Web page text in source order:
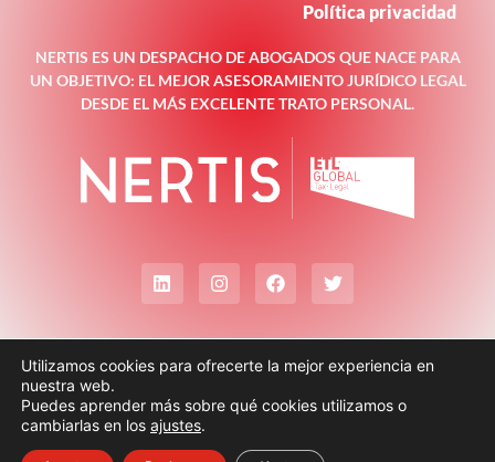
NERTIS ES UN DESPACHO DE ABOGADOS QUE NACE PARA
UN OBJETIVO: EL MEJOR ASESORAMIENTO JURÍDICO LEGAL
DESDE EL MÁS EXCELENTE TRATO PERSONAL.
Política privacidad
© Todos los derechos reservados
Utilizamos cookies para ofrecerte la mejor experiencia en
nuestra web.
Puedes aprender más sobre qué cookies utilizamos o
cambiarlas en los ajustes.